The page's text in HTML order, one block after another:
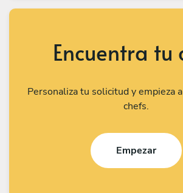
Encuentra tu
Personaliza tu solicitud y empieza
chefs.
Empezar